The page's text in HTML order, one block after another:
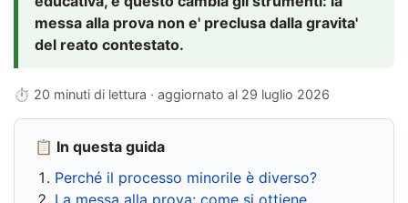
messa alla prova non e' preclusa dalla gravita'
del reato contestato.
⏱ 20 minuti di lettura · aggiornato al 29 luglio 2026
📋 In questa guida
Perché il processo minorile è diverso?
La messa alla prova: come si ottiene